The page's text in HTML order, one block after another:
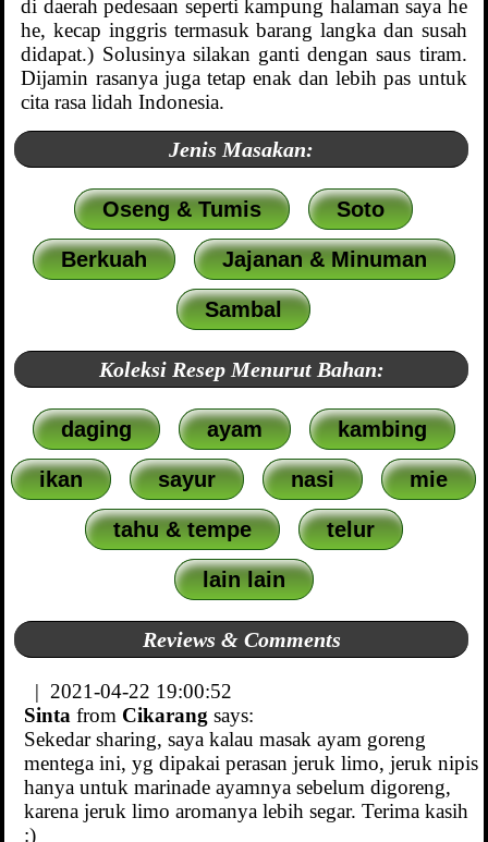
di daerah pedesaan seperti kampung halaman saya he
he, kecap inggris termasuk barang langka dan susah
didapat.) Solusinya silakan ganti dengan saus tiram.
Dijamin rasanya juga tetap enak dan lebih pas untuk
cita rasa lidah Indonesia.
Jenis Masakan:
Oseng & Tumis Soto
Berkuah Jajanan & Minuman
Sambal
Koleksi Resep Menurut Bahan:
daging ayam kambing
ikan sayur nasi mie
tahu & tempe telur
lain lain
Reviews & Comments
| 2021-04-22 19:00:52
Sinta from Cikarang says:
Sekedar sharing, saya kalau masak ayam goreng
mentega ini, yg dipakai perasan jeruk limo, jeruk nipis
hanya untuk marinade ayamnya sebelum digoreng,
karena jeruk limo aromanya lebih segar. Terima kasih
:)